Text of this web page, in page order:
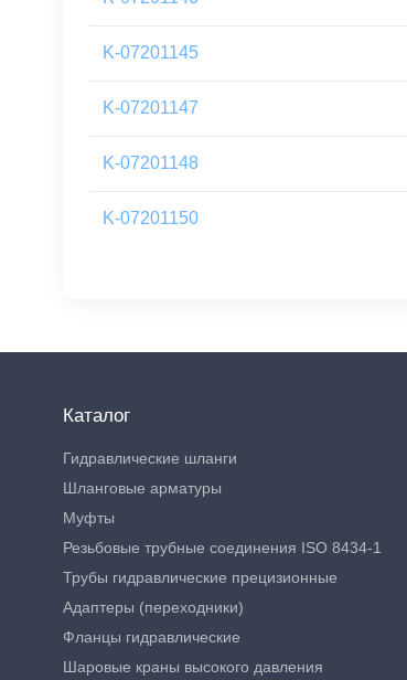
K-07201145
K-07201147
K-07201148
K-07201150
Каталог
Гидравлические шланги
Шланговые арматуры
Муфты
Резьбовые трубные соединения ISO 8434-1
Трубы гидравлические прецизионные
Адаптеры (переходники)
Фланцы гидравлические
Шаровые краны высокого давления